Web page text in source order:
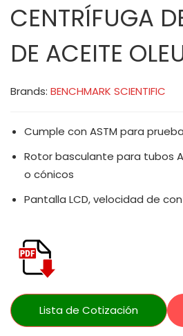
CENTRÍFUGA
DE ACEITE
Brands: BENCHMARK SCIENTIFIC
Cumple con ASTM para
Rotor basculante para tubos
o cónicos
Pantalla LCD, velocidad de
Lista de Cotización